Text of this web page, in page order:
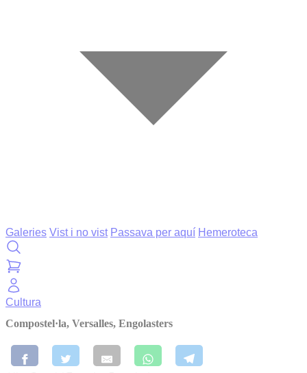
Galeries Vist i no vist Passava per aquí Hemeroteca
Cultura
Compostel·la, Versalles, Engolasters